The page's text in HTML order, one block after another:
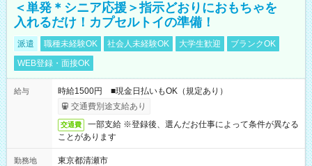
＜単発＊シニア応援＞指示どおりにおもちゃを
入れるだけ！カプセルトイの準備！
派遣 職種未経験OK 社会人未経験OK 大学生歓迎
ブランクOK
WEB登録・面接OK
給与
時給1500円 ■現金日払いもOK（規定あり）
交通費別途支給あり
交通費
一部支給 ※登録後、選んだお仕事によって条件が異なる
ことがあります
勤務地
東京都清瀬市